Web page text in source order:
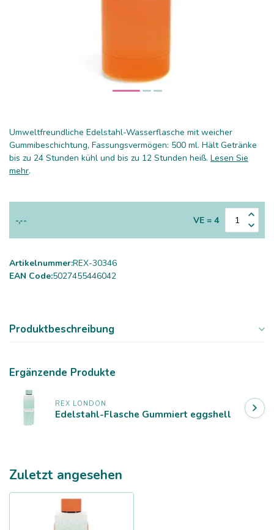
Umweltfreundliche Edelstahl-Wasserflasche mit weicher
Gummibeschichtung, Fassungsvermögen: 500 ml. Hält Getränke
bis zu 24 Stunden kühl und bis zu 12 Stunden heiß. Lesen Sie
mehr.
-,-- VE = 4
Artikelnummer:REX-30346
EAN Code:5027455446042
Produktbeschreibung
Ergänzende Produkte
REX LONDON
Edelstahl-Flasche Gummiert eggshell
Zuletzt angesehen